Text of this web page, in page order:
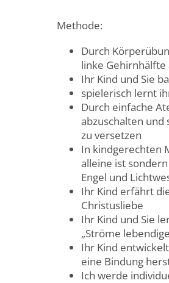
Methode:
Durch
linke Gehirnhälfte
Ihr Kind und Sie
spielerisch lernt
Durch einfache
abzuschalten und
zu versetzen
In kindgerechten
alleine ist
Engel und
Ihr Kind erfährt
Christusliebe
Ihr Kind und Sie
„Ströme
Ihr Kind
eine Bindung
Ich werde